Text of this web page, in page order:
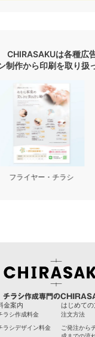
CHIRASAKUは各種広
制作から印刷を取り扱
・チラシ 看板・
チラシ作成専門の
金案内
ラシ作成料金
ラシデザイン料金
はじめて
注文方法
ご発注から